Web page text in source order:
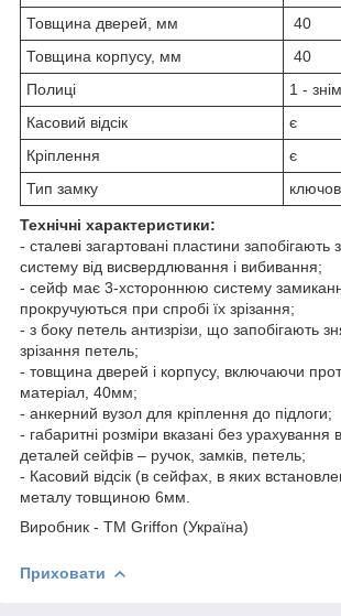
Товщина дверей, мм
40
Товщина корпусу, мм
40
Полиці
1 -
Касовий відсік
є
Кріплення
є
Тип замку
Технічні характеристики:
- сталеві загартовані пластини запобігають
систему від висвердлювання і вибивання;
- сейф має 3-хстороннюю систему
прокручуються при спробі їх зрізання;
- з боку петель антизрізи, що запобігають
зрізання петель;
- товщина дверей і корпусу, включаючи
матеріал, 40мм;
- анкерний вузол для кріплення до підлоги;
- габаритні розміри вказані без урахування
деталей сейфів – ручок, замків, петель;
- Касовий відсік (в сейфах, в яких
металу товщиною 6мм.
Виробник - ТМ Griffon (Україна)
Приховати